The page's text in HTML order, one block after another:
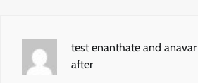
test enanthate and
after